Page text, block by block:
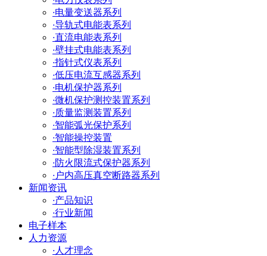
·电量变送器系列
·导轨式电能表系列
·直流电能表系列
·壁挂式电能表系列
·指针式仪表系列
·低压电流互感器系列
·电机保护器系列
·微机保护测控装置系列
·质量监测装置系列
·智能弧光保护系列
·智能操控装置
·智能型除湿装置系列
·防火限流式保护器系列
· 户内高压真空断路器系列
新闻资讯
·产品知识
·行业新闻
电子样本
人力资源
· 人才理念